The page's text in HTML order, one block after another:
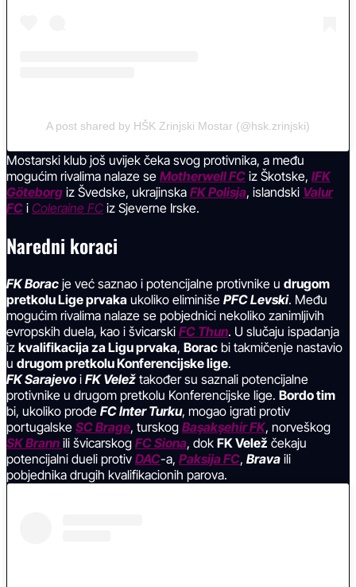
A post shared by HŠK Zrinjski Mostar (@hsk.zrinjski)
Mostarski klub još uvijek čeka svog protivnika, a među
mogućim rivalima nalaze se Motherwell FC iz Škotske, IFK
Göteborg iz Švedske, ukrajinska FK Polisja, islandski Valur
FC i Coleraine FC iz Sjeverne Irske.
Naredni koraci
FK Borac je već saznao i potencijalne protivnike u drugom
pretkolu Lige prvaka ukoliko eliminiše PFCLevski. Među
mogućim rivalima nalaze se pobjednici nekoliko zanimljivih
evropskih duela, kao i švicarski FC Thun. U slučaju ispadanja
iz kvalifikacija za Ligu prvaka, Borac bi takmičenje nastavio
u drugom pretkolu Konferencijske lige.
FK Sarajevo i FK Velež također su saznali potencijalne
protivnike u drugom pretkolu Konferencijske lige. Bordo tim
bi, ukoliko prođe FC Inter Turku, mogao igrati protiv
portugalske SC Brage, turskog Başakşehir FK, norveškog
SK Brann ili švicarskog FC Siona, dok FK Velež čekaju
potencijalni dueli protiv DAC-a, Paksija FC, Brava ili
pobjednika drugih kvalifikacionih parova.